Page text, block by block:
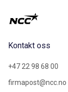
Kontakt oss
+47 22 98 68 00
firmapost@ncc.no